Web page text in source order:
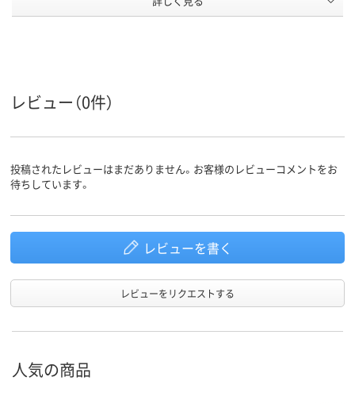
55
レビュー（0件）
投稿されたレビューはまだありません。お客様のレビューコメントをお
待ちしています。
レビューを書く
レビューをリクエストする
人気の商品